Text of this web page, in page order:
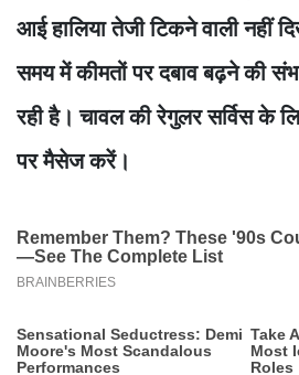
आई हालिया तेजी टिकने वाली नहीं
समय में कीमतों पर दबाव बढ़ने की
रही है। चावल की रेगुलर सर्विस
पर मैसेज करें।